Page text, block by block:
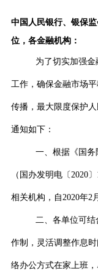
中国人民银行、银保
位，各金融机构：
为了切实加强
工作，确保金融市场
传播，最大限度保护
通知如下：
一、根据《国务
（国办发明电〔 2020〕
相关机构，自 2020年2 月
二、各单位可
作制，灵活调整作息
络办公方式在家上班